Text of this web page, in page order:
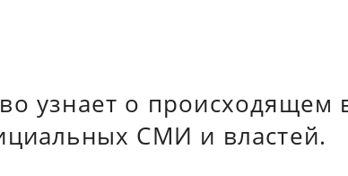
узнает о происходящем
СМИ и властей.